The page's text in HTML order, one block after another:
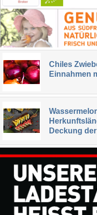
Chiles
Einnahmen
Deckung